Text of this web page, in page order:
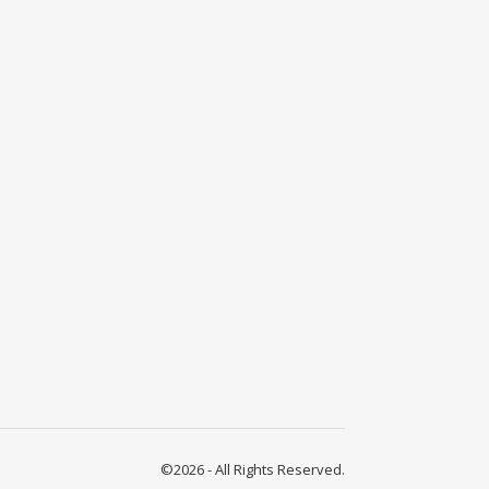
©2026 - All Rights Reserved.